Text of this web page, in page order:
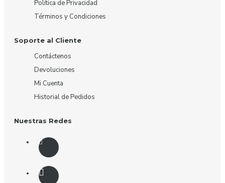
Política de Privacidad
Términos y Condiciones
Soporte al Cliente
Contáctenos
Devoluciones
Mi Cuenta
Historial de Pedidos
Nuestras Redes